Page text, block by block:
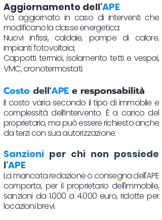
Aggiornamento dell'APE
Va aggiornato in caso di interventi che
modificano la classe energetica:
Nuovi infissi, caldaie, pompe di calore,
impianti fotovoltaici;
Cappotti termici, isolamento tetti e vespai,
VMC, cronotermostati.​
Costo dell'APE e responsabilità
Il costo varia secondo il tipo di immobile e
complessità dell’intervento. È a carico del
proprietario, ma può essere richiesto anche
da terzi con sua autorizzazione.
Sanzioni per chi non possiede
l'APE
La mancata redazione o consegna dell'APE
comporta, per il proprietario dell'immobile,
sanzioni da 1.000 a 4.000 euro, ridotte per
locazioni brevi.